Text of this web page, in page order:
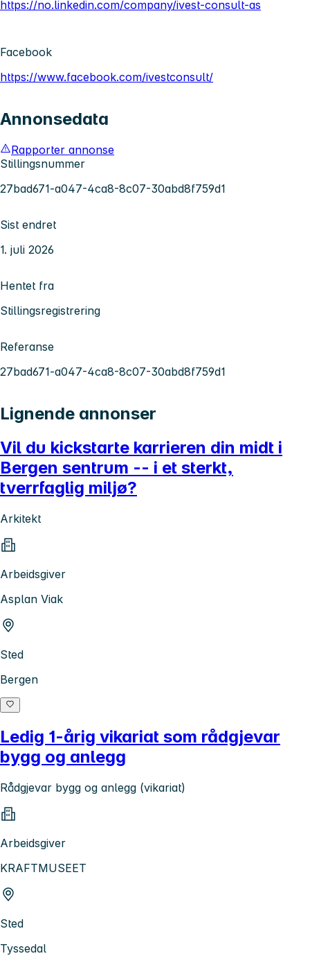
https://no.linkedin.com/company/ivest-consult-as
Facebook
https://www.facebook.com/ivestconsult/
Annonsedata
Rapporter annonse
Stillingsnummer
27bad671-a047-4ca8-8c07-30abd8f759d1
Sist endret
1. juli 2026
Hentet fra
Stillingsregistrering
Referanse
27bad671-a047-4ca8-8c07-30abd8f759d1
Lignende annonser
Vil du kickstarte karrieren din midt i
Bergen sentrum -- i et sterkt,
tverrfaglig miljø?
Arkitekt
Arbeidsgiver
Asplan Viak
Sted
Bergen
Ledig 1-årig vikariat som rådgjevar
bygg og anlegg
Rådgjevar bygg og anlegg (vikariat)
Arbeidsgiver
KRAFTMUSEET
Sted
Tyssedal